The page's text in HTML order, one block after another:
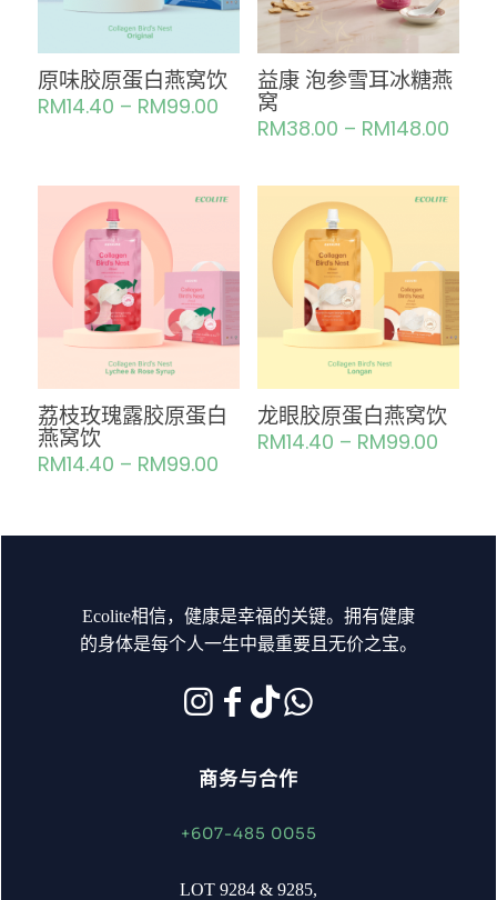
原味胶原蛋白燕窝饮
RM14.40 – RM99.00
益康 泡参雪耳冰糖燕
窝
RM38.00 – RM148.00
荔枝玫瑰露胶原蛋白
燕窝饮
RM14.40 – RM99.00
龙眼胶原蛋白燕窝饮
RM14.40 – RM99.00
Ecolite相信，健康是幸福的关键。拥有健康
的身体是每个人一生中最重要且无价之宝。
商务与合作
+607-485 0055
LOT 9284 & 9285,